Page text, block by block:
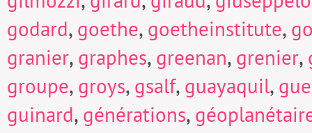
godard, goethe, goetheinstitute,
granier, graphes, greenan, grenier,
groupe, groys, gsalf, guayaquil,
guinard, générations,